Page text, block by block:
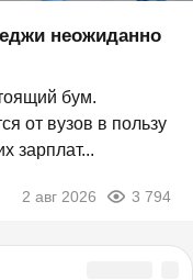
неожиданно
бум.
от вузов в пользу
зарплат...
2 авг 2026 3 794